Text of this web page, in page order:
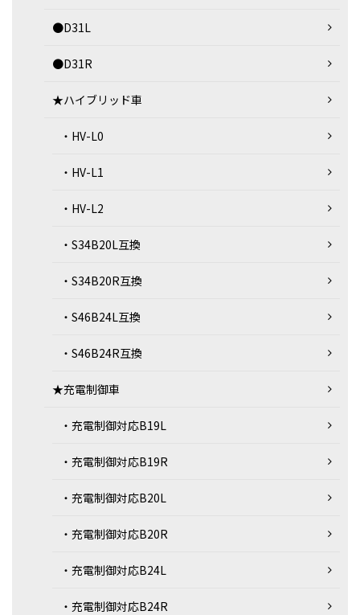
●D31L
●D31R
★ハイブリッド車
・HV-L0
・HV-L1
・HV-L2
・S34B20L互換
・S34B20R互換
・S46B24L互換
・S46B24R互換
★充電制御車
・充電制御対応B19L
・充電制御対応B19R
・充電制御対応B20L
・充電制御対応B20R
・充電制御対応B24L
・充電制御対応B24R